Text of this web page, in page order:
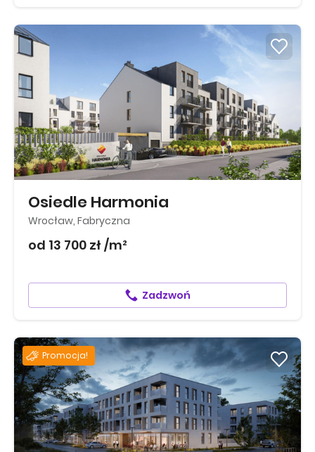
Osiedle Harmonia
Wrocław, Fabryczna
od 13 700 zł /m²
Zadzwoń
Promocja!